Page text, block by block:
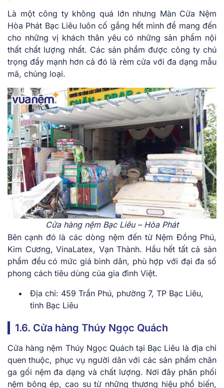
Là một công ty không quá lớn nhưng Màn Cửa Nệm
Hòa Phát Bạc Liêu luôn cố gắng hết mình để mang đến
cho những vị khách thân yêu có những sản phẩm nội
thất chất lượng nhất. Các sản phẩm được công ty chú
trọng đẩy mạnh hơn cả đó là rèm cửa với đa dạng mẫu
mã, chủng loại.
Cửa hàng nệm Bạc Liêu – Hòa Phát
Bên cạnh đó là các dòng nệm đến từ Nệm Đồng Phú,
Kim Cương, VinaLatex, Vạn Thành. Hầu hết tất cả sản
phẩm đều có mức giá bình dân, phù hợp với đại đa số
phong cách tiêu dùng của gia đình Việt.
Địa chỉ: 459 Trần Phú, phường 7, TP Bạc Liêu,
tỉnh Bạc Liêu
1.6. Cửa hàng Thúy Ngọc Quách
Cửa hàng nệm Thúy Ngọc Quách tại Bạc Liêu là địa chỉ
quen thuộc, phục vụ người dân với các sản phẩm chăn
ga gối nệm đa dạng và chất lượng. Nơi đây phân phối
nệm bông ép, cao su từ những thương hiệu phổ biến,